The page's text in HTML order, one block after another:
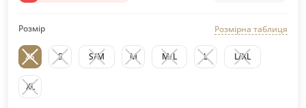
Розмір Розмірна таблиця
XS S S/M M M/L L L/XL
XL